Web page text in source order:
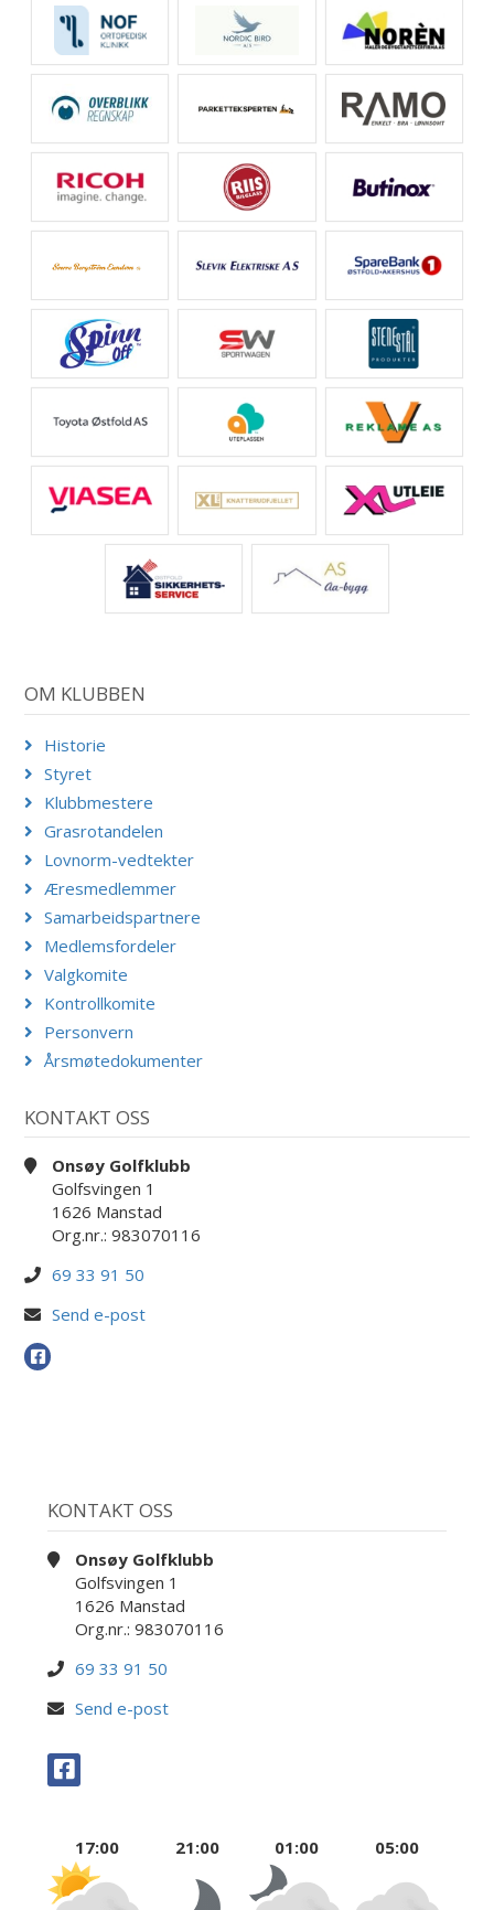
OM KLUBBEN
Historie
Styret
Klubbmestere
Grasrotandelen
Lovnorm-vedtekter
Æresmedlemmer
Samarbeidspartnere
Medlemsfordeler
Valgkomite
Kontrollkomite
Personvern
Årsmøtedokumenter
KONTAKT OSS
Onsøy Golfklubb
Golfsvingen 1
1626 Manstad
Org.nr.: 983070116
69 33 91 50
Send e-post
KONTAKT OSS
Onsøy Golfklubb
Golfsvingen 1
1626 Manstad
Org.nr.: 983070116
69 33 91 50
Send e-post
17:00 21:00 01:00 05:00